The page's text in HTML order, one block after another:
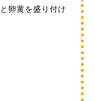
卵黄を盛り付け